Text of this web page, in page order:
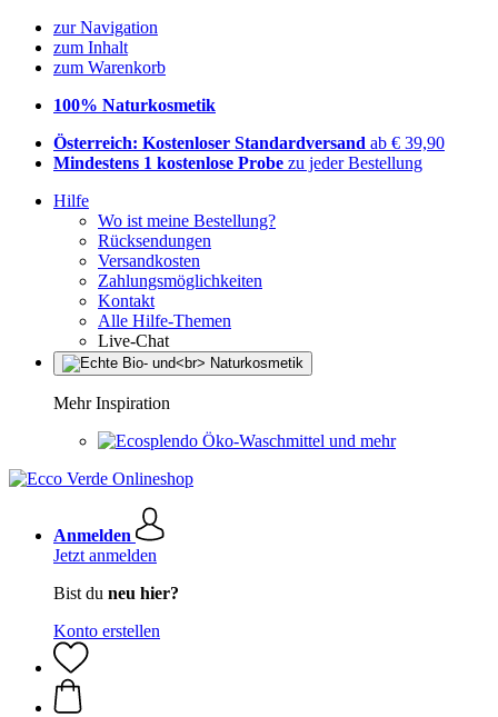
zur Navigation
zum Inhalt
zum Warenkorb
100% Naturkosmetik
Österreich: Kostenloser Standardversand ab € 39,90
Mindestens 1 kostenlose Probe zu jeder Bestellung
Hilfe
Wo ist meine Bestellung?
Rücksendungen
Versandkosten
Zahlungsmöglichkeiten
Kontakt
Alle Hilfe-Themen
Live-Chat
Mehr Inspiration
Öko-Waschmittel und mehr
Anmelden
Jetzt anmelden
Bist du neu hier?
Konto erstellen